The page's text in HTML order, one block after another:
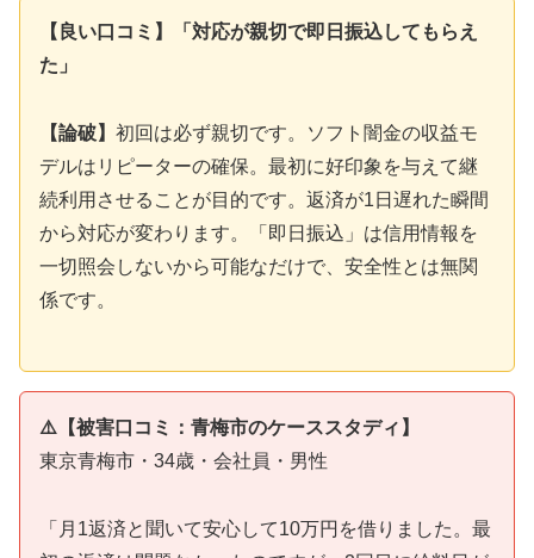
【良い口コミ】「対応が親切で即日振込してもらえ
た」
【論破】 初回は必ず親切です。ソフト闇金の収益モ
デルはリピーターの確保。最初に好印象を与えて継
続利用させることが目的です。返済が1日遅れた瞬間
から対応が変わります。「即日振込」は信用情報を
一切照会しないから可能なだけで、安全性とは無関
係です。
⚠️【被害口コミ：青梅市のケーススタディ】
東京青梅市・34歳・会社員・男性
「月1返済と聞いて安心して10万円を借りました。最